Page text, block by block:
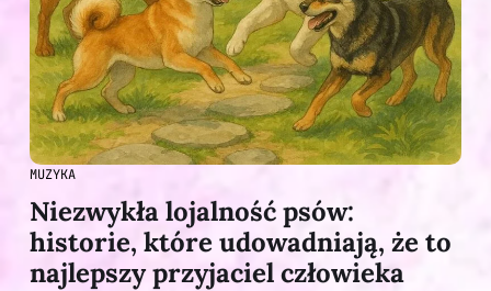
MUZYKA
Niezwykła lojalność psów:
historie, które udowadniają, że to
najlepszy przyjaciel człowieka